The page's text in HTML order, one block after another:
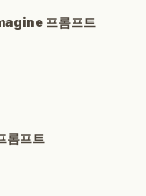
프롬프트
롬프트